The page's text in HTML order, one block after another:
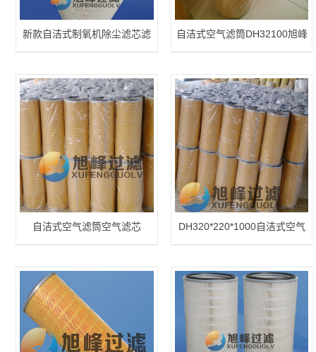
新款自洁式制氧机除尘滤芯滤
自洁式空气滤筒DH32100旭峰
自洁式空气滤筒空气滤芯
DH320*220*1000自洁式空气